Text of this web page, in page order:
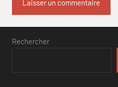
Rechercher